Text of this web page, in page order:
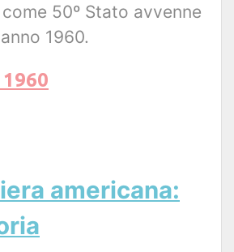
50º Stato avvenne
1960.
americana: